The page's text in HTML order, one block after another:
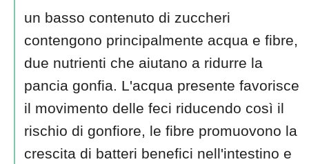
un basso contenuto di zuccheri
contengono principalmente acqua e fibre,
due nutrienti che aiutano a ridurre la
pancia gonfia. L'acqua presente favorisce
il movimento delle feci riducendo così il
rischio di gonfiore, le fibre promuovono la
crescita di batteri benefici nell'intestino e